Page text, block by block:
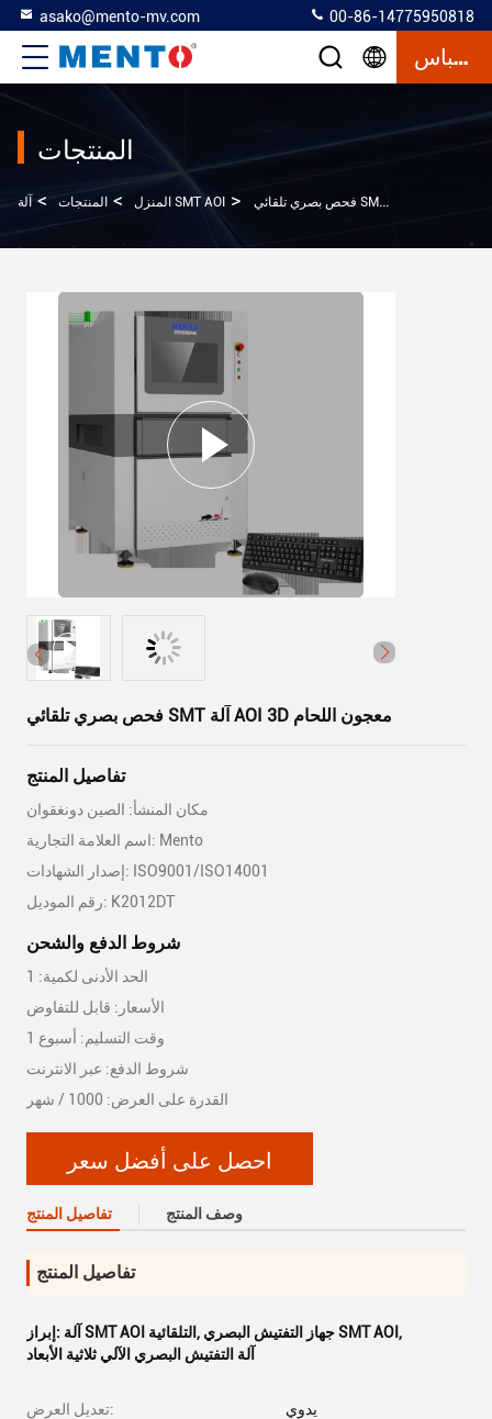
asako@mento-mv.com 00-86-14775950818
إقتباس
المنتجات
المنزل > المنتجات > آلة SMT AOI >
فحص بصري تلقائي SMT آلة AOI 3D معجون اللحام
تفاصيل المنتج
مكان المنشأ: الصين دونغقوان
اسم العلامة التجارية: Mento
إصدار الشهادات: ISO9001/ISO14001
رقم الموديل: K2012DT
شروط الدفع والشحن
الحد الأدنى لكمية: 1
الأسعار: قابل للتفاوض
وقت التسليم: أسبوع 1
شروط الدفع: عبر الانترنت
القدرة على العرض: 1000 / شهر
احصل على أفضل سعر
تفاصيل المنتج وصف المنتج
تفاصيل المنتج
إبراز: آلة SMT AOI التلقائية , جهاز التفتيش البصري SMT AOI ,
آلة التفتيش البصري الآلي ثلاثية الأبعاد
تعديل العرض: يدوي